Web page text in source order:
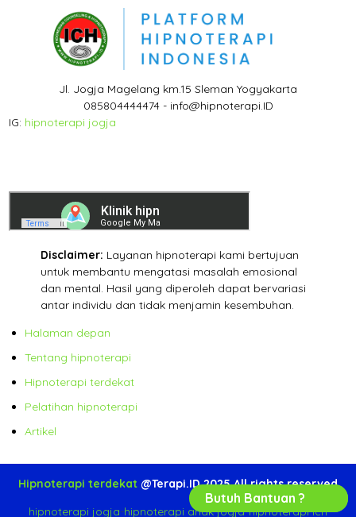
Jl. Jogja Magelang km.15 Sleman Yogyakarta
085804444474 - info@hipnoterapi.ID
IG: hipnoterapi jogja
Disclaimer: Layanan hipnoterapi kami bertujuan
untuk membantu mengatasi masalah emosional
dan mental. Hasil yang diperoleh dapat bervariasi
antar individu dan tidak menjamin kesembuhan.
Halaman depan
Tentang hipnoterapi
Hipnoterapi terdekat
Pelatihan hipnoterapi
Artikel
Hipnoterapi terdekat @Terapi.ID 2025 All rights reserved
hipnoterapi jogja-hipnoterapi anak jogja-hipnoterapi ich
Butuh Bantuan ?